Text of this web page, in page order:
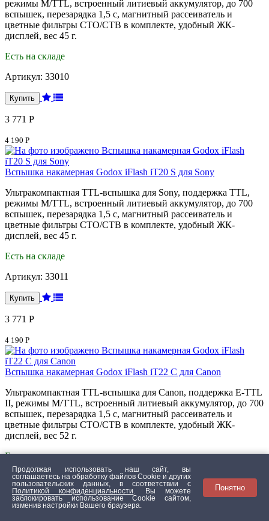
режимы M/TTL, встроенный литиевый аккумулятор, до 700
вспышек, перезарядка 1,5 с, магнитный рассеиватель и
цветные фильтры CTO/CTB в комплекте, удобный ЖК-
дисплей, вес 45 г.
Есть на складе
Артикул: 33010
3 771 Р
4 190 Р
Вспышка накамерная Godox iFlash iT20 S для Sony
Ультракомпактная TTL-вспышка для Sony, поддержка TTL,
режимы M/TTL, встроенный литиевый аккумулятор, до 700
вспышек, перезарядка 1,5 с, магнитный рассеиватель и
цветные фильтры CTO/CTB в комплекте, удобный ЖК-
дисплей, вес 45 г.
Есть на складе
Артикул: 33011
3 771 Р
4 190 Р
Вспышка накамерная Godox iFlash iT22 C для Canon
Ультракомпактная TTL-вспышка для Canon, поддержка E-TTL
II, режимы M/TTL, встроенный литиевый аккумулятор, до 700
вспышек, перезарядка 1,5 с, магнитный рассеиватель и
цветные фильтры CTO/CTB в комплекте, удобный ЖК-
дисплей, вес 52 г.
Есть на складе
Артикул:33016
Продолжая использовать наш сайт, вы
соглашаетесь на обработку файлов Сookie и других
пользовательских данных, в соответствии с
Политикой конфиденциальности
. Вы можете
заблокировать использование Cookie сайтом,
изменив настройки Вашего браузера.
Понятно